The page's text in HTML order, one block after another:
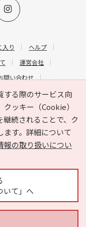
する際のサービス向
ッキー（Cookie）
続されることで、ク
ます。詳細について
報の取り扱いについ
いて」へ
入り
ヘルプ
運営会社
問い合わせ
合わせ
Reserved.